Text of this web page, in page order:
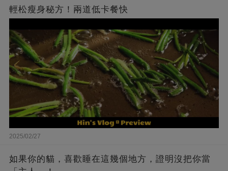
輕松瘦身秘方！兩道低卡餐快
2025/02/27
如果你的貓，喜歡睡在這幾個地方，證明沒把你當